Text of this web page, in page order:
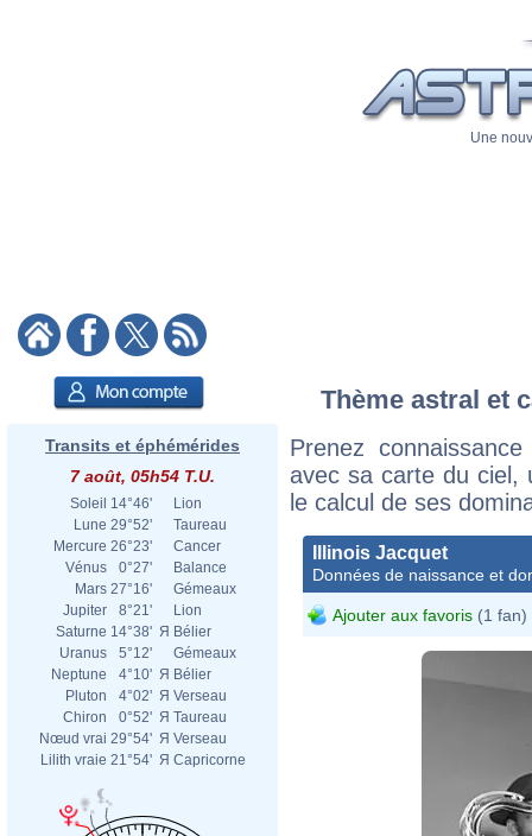
Une
Transits et éphémérides
7 août, 05h54 T.U.
Soleil 14°46'
Lion
Lune 29°52'
Taureau
Mercure 26°23'
Cancer
Vénus
0°27'
Balance
Mars 27°16'
Gémeaux
Jupiter
8°21'
Lion
Saturne 14°38' Я Bélier
Uranus
5°12'
Gémeaux
Neptune
4°10' Я Bélier
Pluton
4°02' Я Verseau
Chiron
0°52' Я Taureau
Nœud vrai 29°54' Я Verseau
Lilith vraie 21°54' Я Capricorne
Thème astral et
Prenez
avec sa carte du ciel,
le calcul de ses
Illinois Jacquet
Données de naissance et
Ajouter aux favoris (1 fan)